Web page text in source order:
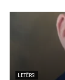
LETËRSI